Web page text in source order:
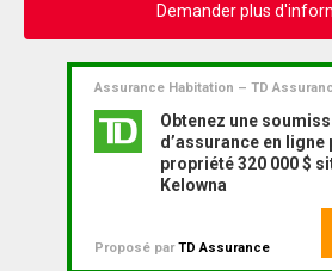
Demander plus
Assurance Habitation – TD
Obtenez une
d’assurance en ligne
propriété 320 000 $
Kelowna
Proposé parTD Assurance